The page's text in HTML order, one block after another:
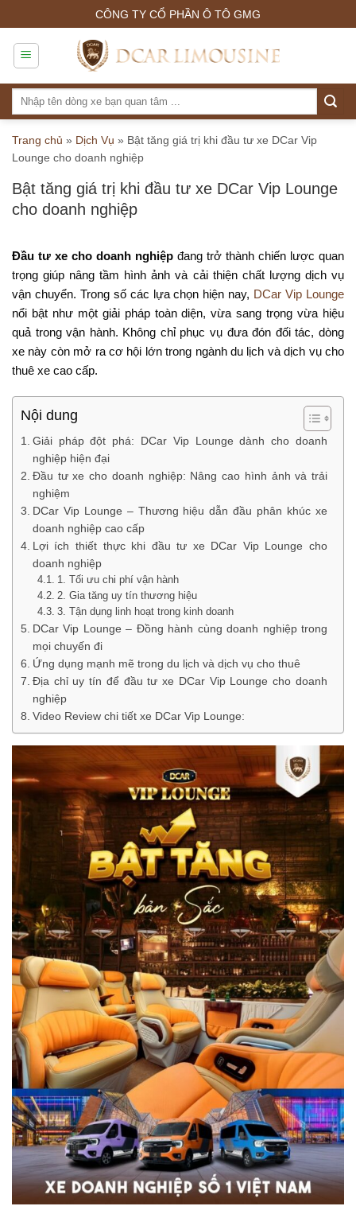
to
content
CÔNG TY CỔ PHẦN Ô TÔ GMG
Tìm
kiếm:
Trang chủ » Dịch Vụ » Bật tăng giá trị khi đầu tư xe DCar Vip
Lounge cho doanh nghiệp
Bật tăng giá trị khi đầu tư xe DCar Vip Lounge
cho doanh nghiệp
Đầu tư xe cho doanh nghiệp đang trở thành chiến lược quan
trọng giúp nâng tầm hình ảnh và cải thiện chất lượng dịch vụ
vận chuyển. Trong số các lựa chọn hiện nay, DCar Vip Lounge
nổi bật như một giải pháp toàn diện, vừa sang trọng vừa hiệu
quả trong vận hành. Không chỉ phục vụ đưa đón đối tác, dòng
xe này còn mở ra cơ hội lớn trong ngành du lịch và dịch vụ cho
thuê xe cao cấp.
Nội dung
Giải pháp đột phá: DCar Vip Lounge dành cho doanh
nghiệp hiện đại
Đầu tư xe cho doanh nghiệp: Nâng cao hình ảnh và trải
nghiệm
DCar Vip Lounge – Thương hiệu dẫn đầu phân khúc xe
doanh nghiệp cao cấp
Lợi ích thiết thực khi đầu tư xe DCar Vip Lounge cho
doanh nghiệp
1. Tối ưu chi phí vận hành
2. Gia tăng uy tín thương hiệu
3. Tận dụng linh hoạt trong kinh doanh
DCar Vip Lounge – Đồng hành cùng doanh nghiệp trong
mọi chuyến đi
Ứng dụng mạnh mẽ trong du lịch và dịch vụ cho thuê
Địa chỉ uy tín để đầu tư xe DCar Vip Lounge cho doanh
nghiệp
Video Review chi tiết xe DCar Vip Lounge: